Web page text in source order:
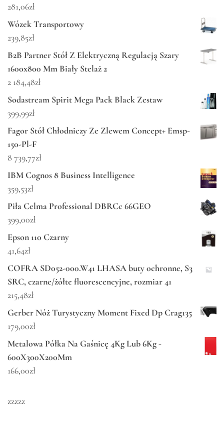
281,06zł
Wózek Transportowy
239,85zł
B2B Partner Stół Z Elektryczną Regulacją Szary
1600x800 Mm Biały Stelaż 2
2 184,48zł
Sodastream Spirit Mega Pack Black Zestaw
399,99zł
Fagor Stół Chłodniczy Ze Zlewem Concept+ Emsp-
150-Pl-F
8 739,77zł
IBM Cognos 8 Business Intelligence
359,53zł
Piła Celma Professional DBRCc 66GEO
399,00zł
Epson 110 Czarny
41,64zł
COFRA SD052-000.W41 LHASA buty ochronne, S3
SRC, czarne/żółte fluorescencyjne, rozmiar 41
215,48zł
Gerber Nóż Turystyczny Moment Fixed Dp Crag135
179,00zł
Metalowa Półka Na Gaśnicę 4Kg Lub 6Kg -
600X300X200Mm
166,00zł
zzzzz